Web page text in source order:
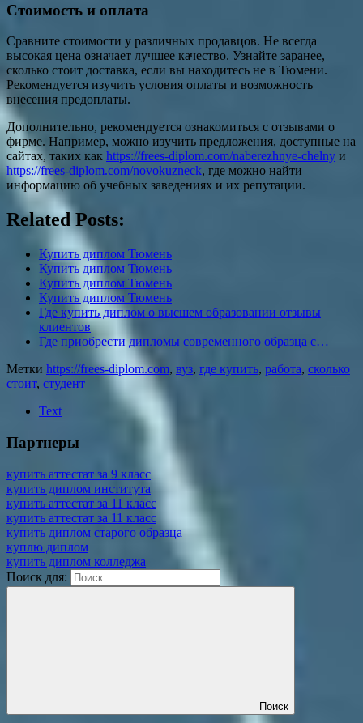
Стоимость и оплата
Сравните стоимости у различных продавцов. Не всегда
высокая цена означает лучшее качество. Узнайте заранее,
сколько стоит доставка, если вы находитесь не в Тюмени.
Рекомендуется изучить условия оплаты и возможность
внесения предоплаты.
Дополнительно, рекомендуется ознакомиться с отзывами о
фирме. Например, можно изучить предложения, доступные на
сайтах, таких как https://frees-diplom.com/naberezhnye-chelny и
https://frees-diplom.com/novokuzneck, где можно найти
информацию об учебных заведениях и их репутации.
Related Posts:
Купить диплом Тюмень
Купить диплом Тюмень
Купить диплом Тюмень
Купить диплом Тюмень
Где купить диплом о высшем образовании отзывы
клиентов
Где приобрести дипломы современного образца с…
Метки https://frees-diplom.com, вуз, где купить, работа, сколько
стоит, студент
Text
Партнеры
купить аттестат за 9 класс
купить диплом института
купить аттестат за 11 класс
купить аттестат за 11 класс
купить диплом старого образца
куплю диплом
купить диплом колледжа
Поиск для:
Поиск